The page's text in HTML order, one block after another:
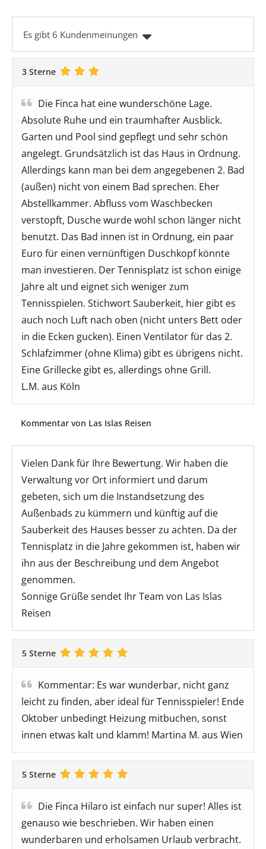
Es gibt 6 Kundenmeinungen
3 Sterne
Die Finca hat eine wunderschöne Lage.
Absolute Ruhe und ein traumhafter Ausblick.
Garten und Pool sind gepflegt und sehr schön
angelegt. Grundsätzlich ist das Haus in Ordnung.
Allerdings kann man bei dem angegebenen 2. Bad
(außen) nicht von einem Bad sprechen. Eher
Abstellkammer. Abfluss vom Waschbecken
verstopft, Dusche wurde wohl schon länger nicht
benutzt. Das Bad innen ist in Ordnung, ein paar
Euro für einen vernünftigen Duschkopf könnte
man investieren. Der Tennisplatz ist schon einige
Jahre alt und eignet sich weniger zum
Tennisspielen. Stichwort Sauberkeit, hier gibt es
auch noch Luft nach oben (nicht unters Bett oder
in die Ecken gucken). Einen Ventilator für das 2.
Schlafzimmer (ohne Klima) gibt es übrigens nicht.
Eine Grillecke gibt es, allerdings ohne Grill.
L.M. aus Köln
Kommentar von Las Islas Reisen
Vielen Dank für Ihre Bewertung. Wir haben die
Verwaltung vor Ort informiert und darum
gebeten, sich um die Instandsetzung des
Außenbads zu kümmern und künftig auf die
Sauberkeit des Hauses besser zu achten. Da der
Tennisplatz in die Jahre gekommen ist, haben wir
ihn aus der Beschreibung und dem Angebot
genommen.
Sonnige Grüße sendet Ihr Team von Las Islas
Reisen
5 Sterne
Kommentar: Es war wunderbar, nicht ganz
leicht zu finden, aber ideal für Tennisspieler! Ende
Oktober unbedingt Heizung mitbuchen, sonst
innen etwas kalt und klamm! Martina M. aus Wien
5 Sterne
Die Finca Hilaro ist einfach nur super! Alles ist
genauso wie beschrieben. Wir haben einen
wunderbaren und erholsamen Urlaub verbracht.